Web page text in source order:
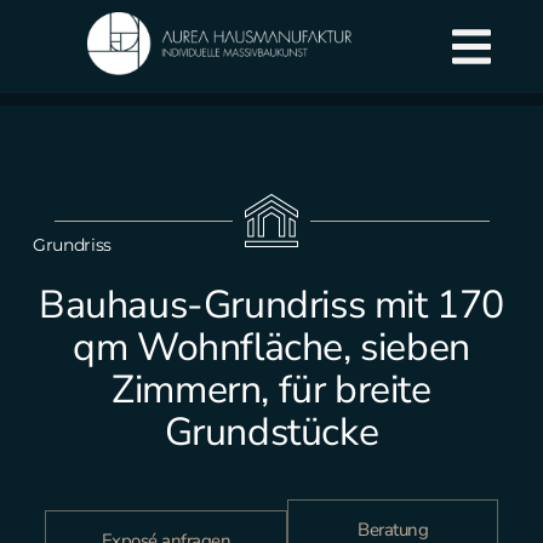
Grundriss
Bauhaus-Grundriss mit 170
qm Wohnfläche, sieben
Zimmern, für breite
Grundstücke
Beratung